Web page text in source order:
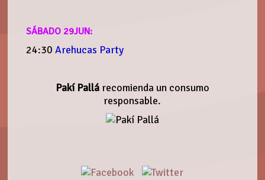
SÁBADO 29JUN:
24:30 Arehucas Party
Pakí Pallárecomienda un consumo
responsable.